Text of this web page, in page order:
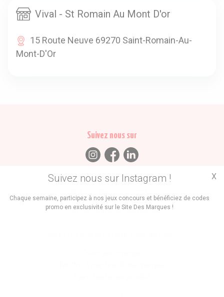
Vival - St Romain Au Mont D'or
15 Route Neuve 69270 Saint-Romain-Au-
Mont-D'Or
Suivez nous sur Instagram !
Chaque semaine, participez à nos jeux concours et bénéficiez de codes
promo en exclusivité sur le Site Des Marques !
X
Suivez nous sur
Trouvez des
Promos Marques Boutiques